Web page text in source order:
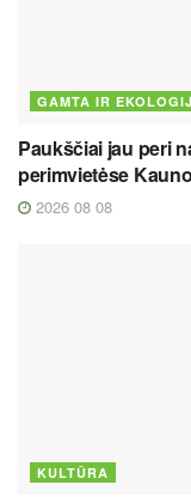
GAMTA IR
Paukščiai jau peri
perimvietėse
2026 08 08
KULTŪRA